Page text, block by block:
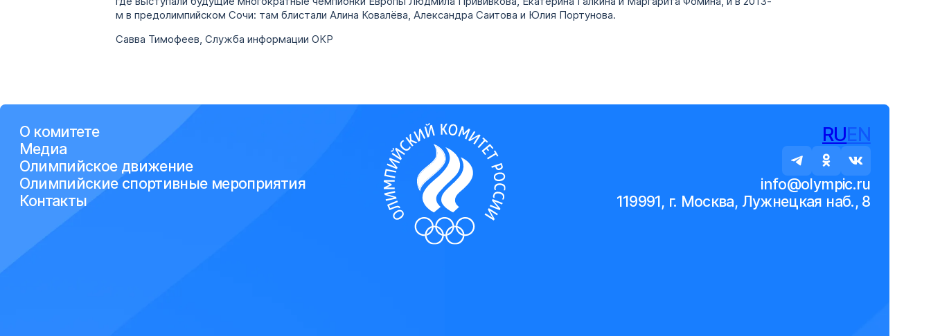
м в предолимпийском Сочи: там блистали Алина Ковалёва, Александра Саитова и Юлия Портунова.
Савва Тимофеев, Служба информации ОКР
О комитете
Медиа
Олимпийское движение
Олимпийские спортивные мероприятия
Контакты
RUEN
info@olympic.ru
119991, г. Москва, Лужнецкая наб., 8